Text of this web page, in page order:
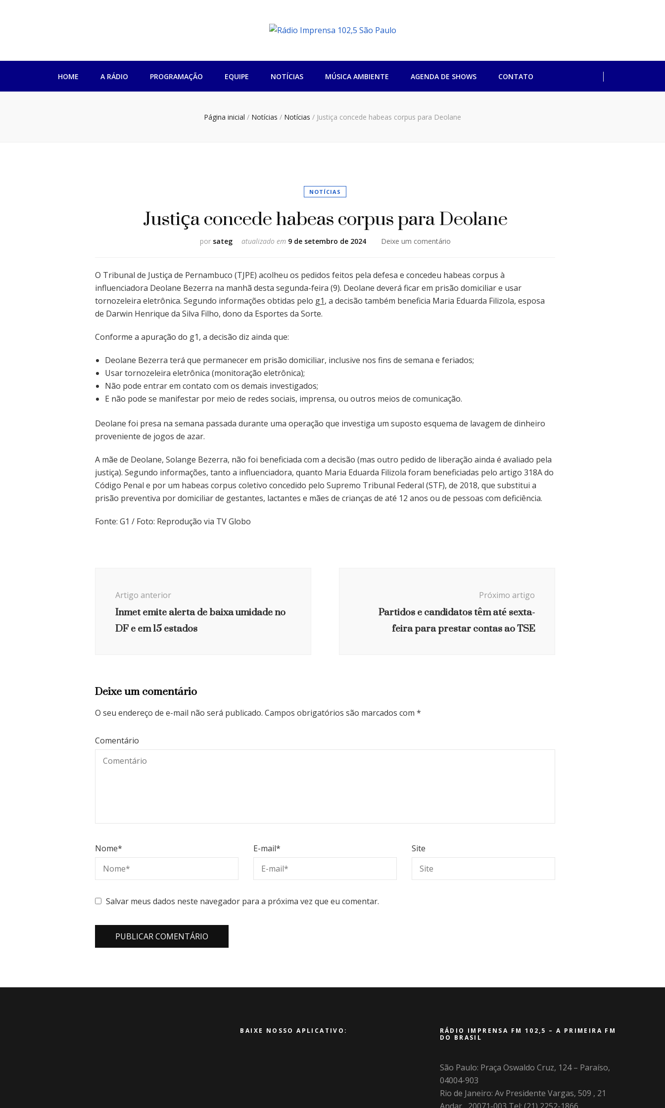
Rádio Imprensa 102,5 São Paulo
HOME A RÁDIO PROGRAMAÇÃO EQUIPE NOTÍCIAS MÚSICA AMBIENTE AGENDA DE SHOWS CONTATO
Página inicial / Notícias / Notícias / Justiça concede habeas corpus para Deolane
NOTÍCIAS
Justiça concede habeas corpus para Deolane
por sateg atualizado em 9 de setembro de 2024 Deixe um comentárioem
habeas
para
Deolane
O Tribunal de Justiça de Pernambuco (TJPE) acolheu os pedidos feitos pela defesa e concedeu habeas corpus à
influenciadora Deolane Bezerra na manhã desta segunda-feira (9). Deolane deverá ficar em prisão domiciliar e usar
tornozeleira eletrônica. Segundo informações obtidas pelo g1, a decisão também beneficia Maria Eduarda Filizola, esposa
de Darwin Henrique da Silva Filho, dono da Esportes da Sorte.
Conforme a apuração do g1, a decisão diz ainda que:
Deolane Bezerra terá que permanecer em prisão domiciliar, inclusive nos fins de semana e feriados;
Usar tornozeleira eletrônica (monitoração eletrônica);
Não pode entrar em contato com os demais investigados;
E não pode se manifestar por meio de redes sociais, imprensa, ou outros meios de comunicação.
Deolane foi presa na semana passada durante uma operação que investiga um suposto esquema de lavagem de dinheiro
proveniente de jogos de azar.
A mãe de Deolane, Solange Bezerra, não foi beneficiada com a decisão (mas outro pedido de liberação ainda é avaliado pela
justiça). Segundo informações, tanto a influenciadora, quanto Maria Eduarda Filizola foram beneficiadas pelo artigo 318A do
Código Penal e por um habeas corpus coletivo concedido pelo Supremo Tribunal Federal (STF), de 2018, que substitui a
prisão preventiva por domiciliar de gestantes, lactantes e mães de crianças de até 12 anos ou de pessoas com deficiência.
Fonte: G1 / Foto: Reprodução via TV Globo
postArtigo anterior
Inmet emite alerta de baixa umidade no
DF e em 15 estados
Próximo artigo
Partidos e candidatos têm até sexta-
feira para prestar contas ao TSE
Deixe um comentário
O seu endereço de e-mail não será publicado. Campos obrigatórios são marcados com *
Comentário
Nome* E-mail* Site
Salvar meus dados neste navegador para a próxima vez que eu comentar.
BAIXE NOSSO APLICATIVO:
RÁDIO IMPRENSA FM 102,5 – A PRIMEIRA FM
DO BRASIL
São Paulo: Praça Oswaldo Cruz, 124 – Paraíso,
04004-903
Rio de Janeiro: Av Presidente Vargas, 509 , 21